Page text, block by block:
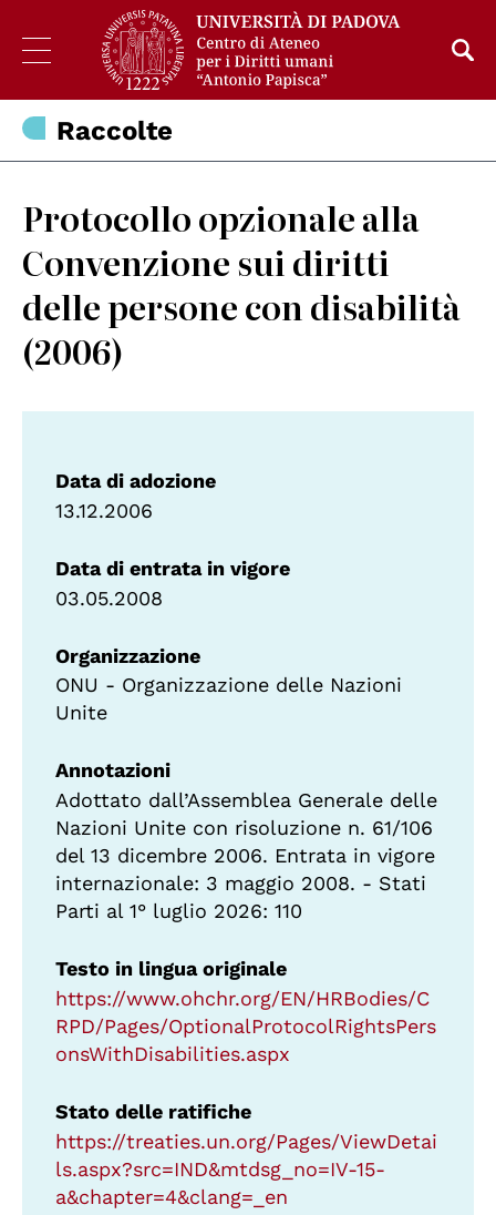
Raccolte
Protocollo opzionale alla
Convenzione sui diritti
delle persone con disabilità
(2006)
Data di adozione
13.12.2006
Data di entrata in vigore
03.05.2008
Organizzazione
ONU - Organizzazione delle Nazioni
Unite
Annotazioni
Adottato dall’Assemblea Generale delle
Nazioni Unite con risoluzione n. 61/106
del 13 dicembre 2006. Entrata in vigore
internazionale: 3 maggio 2008. - Stati
Parti al 1° luglio 2026: 110
Testo in lingua originale
https://www.ohchr.org/EN/HRBodies/C
RPD/Pages/OptionalProtocolRightsPers
onsWithDisabilities.aspx
Stato delle ratifiche
https://treaties.un.org/Pages/ViewDetai
ls.aspx?src=IND&mtdsg_no=IV-15-
a&chapter=4&clang=_en